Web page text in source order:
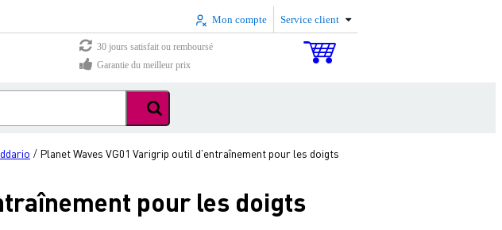
Mon compte Service client
30 jours satisfait ou remboursé
Garantie du meilleur prix
/ Planet Waves VG01 Varigrip outil d’entraînement pour les doigts
pour les doigts